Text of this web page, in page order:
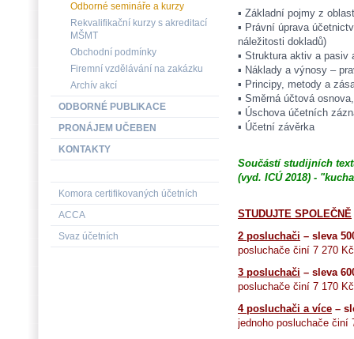
▪ Základní pojmy z
▪ Právní úprava
náležitosti dokladů)
▪ Struktura aktiv a pasiv
▪ Náklady a výnosy –
▪ Principy, metody a
▪ Směrná účtová
▪ Úschova účetních
▪ Účetní závěrka
Součástí studijních
(vyd. ICÚ 2018) -
STUDUJTE SPOLEČNĚ
2 posluchači – sleva
posluchače činí 7 270
3 posluchači – sleva
posluchače činí 7 170
4 posluchači a více –
jednoho posluchače činí
Odborné semináře a kurzy
Rekvalifikační kurzy s akreditací
MŠMT
Obchodní podmínky
Firemní vzdělávání na zakázku
Archív akcí
ODBORNÉ PUBLIKACE
PRONÁJEM UČEBEN
KONTAKTY
Komora certifikovaných účetních
ACCA
Svaz účetních